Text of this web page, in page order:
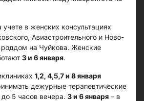
учете в женских консультациях
Авиастроительного и Ново-
роддом на Чуйкова. Женские
3 и 6 января.
1,2, 4,5,7 и 8 января
дежурные терапевтические
5 часов вечера. 3 и 6 января – в